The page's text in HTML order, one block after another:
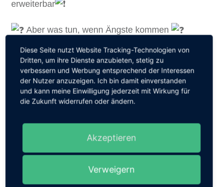
erweiterbar
Aber was tun, wenn Ängste kommen
Auch bei diesen Ängsten gilt es erst einmal "Erste
Hilfe" zu leisten. Dies bedeutet:
Zuhören
Die Angst ernst nehmen
Nehmt eure Kinder und ihre Ängste wahr und vor
allem sehr ernst, hört ihnen zu und spricht mit
ihnen darüber.
Versucht sie aufzubauen, nicht mit Fakten, Zahlen
Diese Seite nutzt Website Tracking-Technologien von
Dritten, um ihre Dienste anzubieten, stetig zu
verbessern und Werbung entsprechend der Interessen
der Nutzer anzuzeigen. Ich bin damit einverstanden
und kann meine Einwilligung jederzeit mit Wirkung für
die Zukunft widerrufen oder ändern.
Akzeptieren
Verweigern